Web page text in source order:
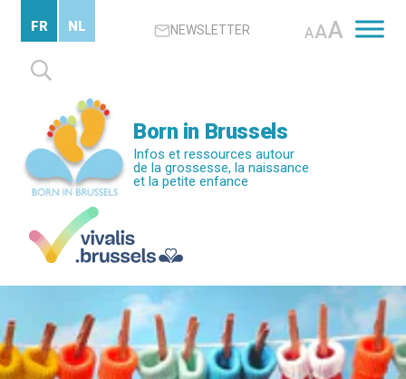
contenu
principal
NEWSLETTER AAA
Rechercher :
FR NL
Born in Brussels
Infos et ressources autour
de la grossesse, la naissance
et la petite enfance